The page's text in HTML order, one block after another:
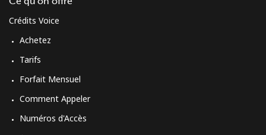
Crédits Voice
Achetez
Tarifs
Forfait Mensuel
Comment Appeler
Numéros d'Accès